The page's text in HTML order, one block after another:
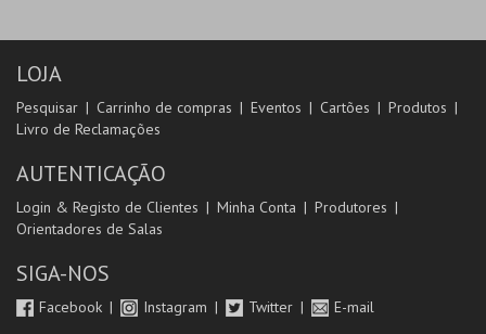
LOJA
Pesquisar Carrinho de compras Eventos Cartões
Produtos
Livro de Reclamações
AUTENTICAÇÃO
Login & Registo de Clientes Minha Conta
Produtores
Orientadores de Salas
SIGA-NOS
Facebook Instagram Twitter E-mail